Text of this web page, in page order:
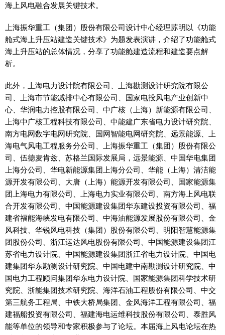
海上风电融合发展关键技术。
上海振华重工（集团）股份有限公司设计中心经理苏明以《功能
舱式海上升压站建造关键技术》为题发表演讲，介绍了功能舱式
海上升压站的总体情况，分享了功能舱建造流程和建造要点解
析。
此外，上海电力设计院有限公司、上海勘测设计研究院有限公
司、上海市节能减排中心有限公司、国家电投风电产业创新中
心、华润电力控股有限公司、中广核（上海）新能源有限公司、
上海中广核工程科技有限公司、中能建广东省电力设计研究院、
南方电网数字电网研究院、国网智能电网研究院、远景能源、上
海电气风电工程服务分公司、上海振华重工（集团）股份有限公
司、伍德麦肯兹、苏格兰国际发展局，远景能源、中国华电集团
上海分公司、华电新能源集团上海分公司、华能（上海）清洁能
源开发有限公司、大唐（上海）能源开发有限公司、国家能源集
团上海电力有限公司、上海电力实业有限公司、南方海上风电联
合开发有限公司、中国能源建设集团华东建设投资有限公司、福
建省福能海峡发电有限公司、中海油能源发展股份有限公司、金
风科技、华锐风电科技（集团）股份有限公司、明阳智慧能源集
团股份公司、浙江运达风电股份有限公司、中国能源建设集团江
苏省电力设计院、中国能源建设集团浙江省电力设计院、中国电
建集团华东勘测设计研究院、中国电建中南勘测设计研究院、中
国电力工程顾问集团华东电力设计院、国家能源集团科学技术研
究院、浙能集团技术研究院、海洋石油工程股份有限公司、中交
第三航务工程局、中铁大桥局集团、金风海洋工程有限公司、福
建福船投资有限公司、福建海电运维科技股份有限公司、泰胜风
能等单位的领导和专家积极参与了论坛。本届海上风电论坛在热